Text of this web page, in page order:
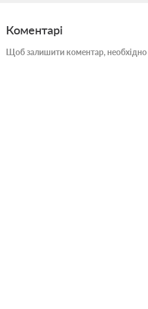
Коментарі
Щоб залишити коментар, необхідно